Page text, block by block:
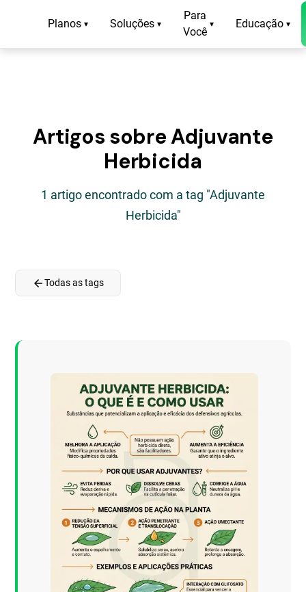
Planos ▾ Soluções ▾
Para
Você
▾ Educação ▾
Artigos sobre Adjuvante
Herbicida
1 artigo encontrado com a tag "Adjuvante
Herbicida"
arrow_backTodas as tags